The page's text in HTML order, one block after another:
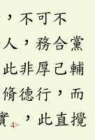
不可不
，務合黨
非厚己輔
德行，而
4>
，此直攪